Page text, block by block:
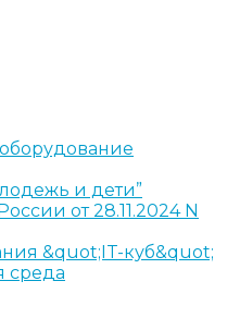
и дети”
от 28.11.2024 N
&quot;IT-куб&quot;
среда